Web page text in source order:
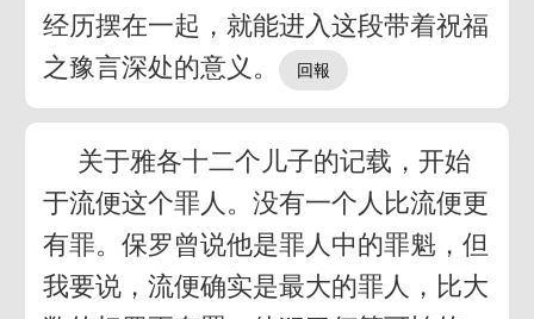
经历摆在一起，就能进入这段带着祝福
之豫言深处的意义。
关于雅各十二个儿子的记载，开始
于流便这个罪人。没有一个人比流便更
有罪。保罗曾说他是罪人中的罪魁，但
我要说，流便确实是最大的罪人，比大